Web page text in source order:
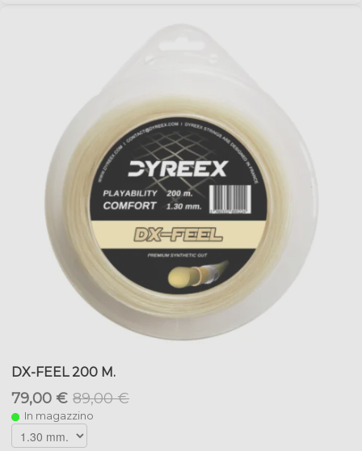
DX-FEEL 200 M.
79,00 € 89,00 €
In magazzino